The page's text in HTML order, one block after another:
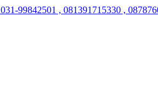
031-99842501 , 081391715330 ,